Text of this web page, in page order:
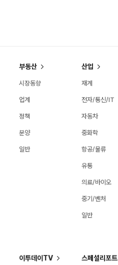
부동산
시장동향
업계
정책
분양
일반
산업
재계
전자/통신/IT
자동차
중화학
항공/물류
유통
의료/바이오
중기/벤처
일반
이투데이TV 스페셜리포트